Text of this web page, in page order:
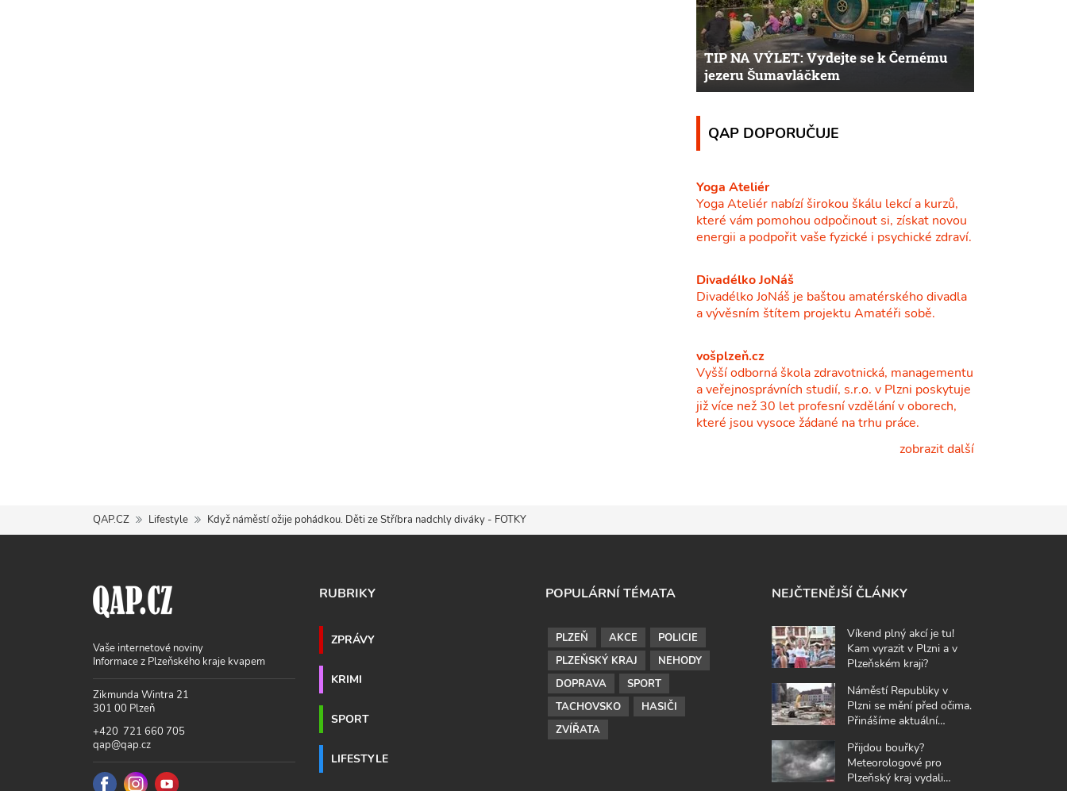
TIP NA VÝLET: Vydejte se k Černému
jezeru Šumavláčkem
QAP DOPORUČUJE
Yoga Ateliér
Yoga Ateliér nabízí širokou škálu lekcí a kurzů,
které vám pomohou odpočinout si, získat novou
energii a podpořit vaše fyzické i psychické zdraví.
Divadélko JoNáš
Divadélko JoNáš je baštou amatérského divadla
a vývěsním štítem projektu Amatéři sobě.
vošplzeň.cz
Vyšší odborná škola zdravotnická, managementu
a veřejnosprávních studií, s.r.o. v Plzni poskytuje
již více než 30 let profesní vzdělání v oborech,
které jsou vysoce žádané na trhu práce.
zobrazit další
QAP.CZ Lifestyle Když náměstí ožije pohádkou. Děti ze Stříbra nadchly diváky - FOTKY
Vaše internetové noviny
Informace z Plzeňského kraje kvapem
Zikmunda Wintra 21
301 00 Plzeň
+420 721 660 705
qap@qap.cz
RUBRIKY
ZPRÁVY
KRIMI
SPORT
LIFESTYLE
POPULÁRNÍ TÉMATA
PLZEŇ AKCE
POLICIE
PLZEŇSKÝ KRAJ
NEHODY
DOPRAVA
SPORT
TACHOVSKO
HASIČI
ZVÍŘATA
NEJČTENĚJŠÍ ČLÁNKY
Víkend plný akcí je tu!
Kam vyrazit v Plzni a v
Plzeňském kraji?
Náměstí Republiky v
Plzni se mění před očima.
Přinášíme aktuální
Přijdou bouřky?
Meteorologové pro
Plzeňský kraj vydali